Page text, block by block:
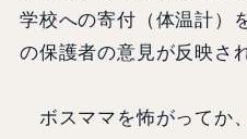
学校への寄付（体温計）
の保護者の意見が反映さ
ボスママを怖がってか